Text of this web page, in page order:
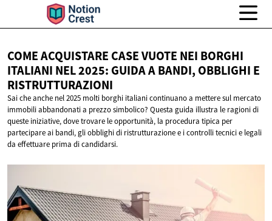
COME ACQUISTARE CASE VUOTE NEI BORGHI
ITALIANI NEL 2025: GUIDA A BANDI, OBBLIGHI E
RISTRUTTURAZIONI
Sai che anche nel 2025 molti borghi italiani continuano a mettere sul mercato
immobili abbandonati a prezzo simbolico? Questa guida illustra le ragioni di
queste iniziative, dove trovare le opportunità, la procedura tipica per
partecipare ai bandi, gli obblighi di ristrutturazione e i controlli tecnici e legali
da effettuare prima di candidarsi.